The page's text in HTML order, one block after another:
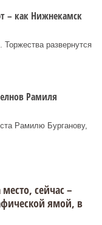
– как Нижнекамск
Торжества развернутся
Рамиля
Рамилю Бурганову,
сейчас –
ямой, в